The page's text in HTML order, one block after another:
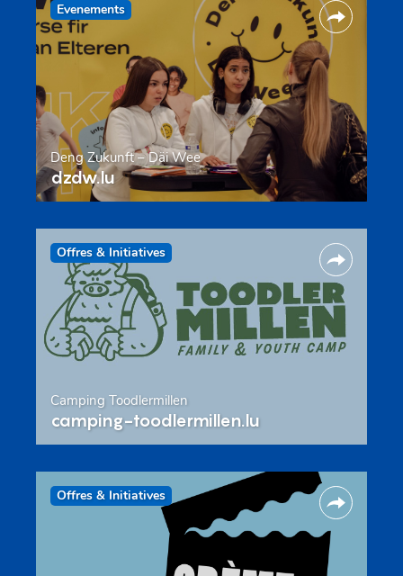
Evenements
Deng Zukunft – Däi Wee
dzdw.lu
Offres & Initiatives
Camping Toodlermillen
camping-toodlermillen.lu
Offres & Initiatives